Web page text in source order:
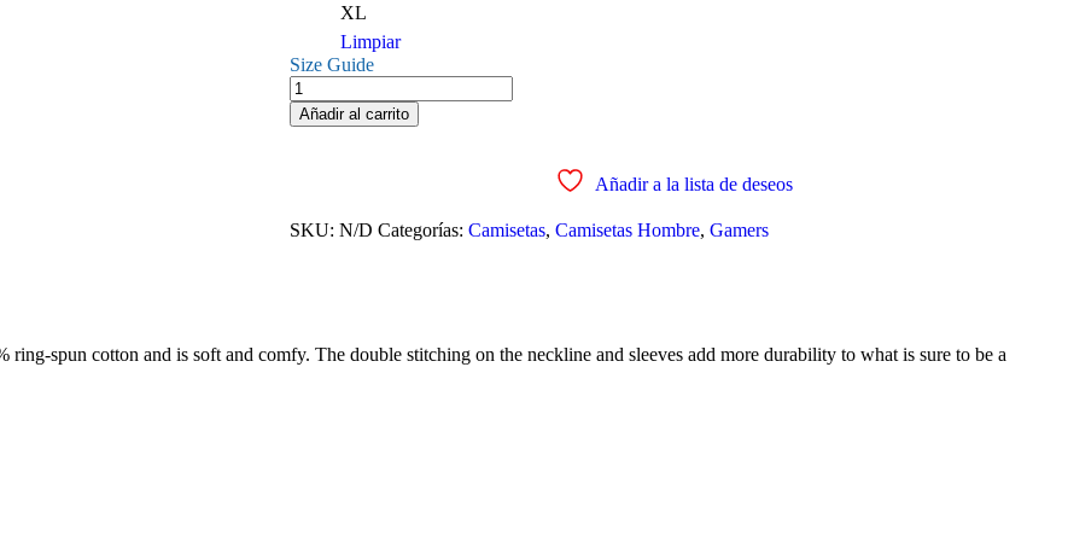
XL
Limpiar
Size Guide
Camiseta
life
is
cantidad
Añadir al carrito
Añadir a la lista de deseos
SKU: N/D Categorías: Camisetas, Camisetas Hombre, Gamers
spun cotton and is soft and comfy. The double stitching on the neckline and sleeves add more durability to what is sure to be a